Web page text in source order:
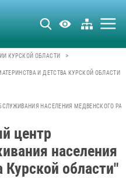
КУРСКОЙ ОБЛАСТИ >
И ДЕТСТВА КУРСКОЙ ОБЛАСТИ
НАСЕЛЕНИЯ МЕДВЕНСКОГО
центр
населения
области"